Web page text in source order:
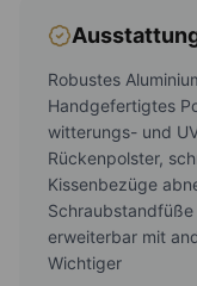
Robustes
Handgefertigtes
witterungs- und
Rückenpolster,
Kissenbezüge
erweiterbar mit
Wichtiger